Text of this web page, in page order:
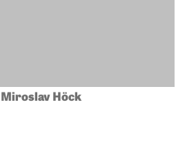
Miroslav Höck